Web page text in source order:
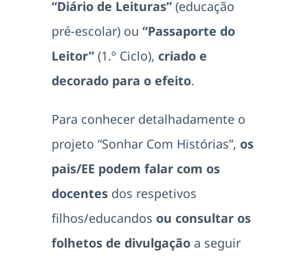
“Diário de Leituras” (educação
pré-escolar) ou “Passaporte do
Leitor” (1.º Ciclo), criado e
decorado para o efeito.
Para conhecer detalhadamente o
projeto “Sonhar Com Histórias”, os
pais/EE podem falar com os
docentes dos respetivos
filhos/educandos ou consultar os
folhetos de divulgaçãoa seguir